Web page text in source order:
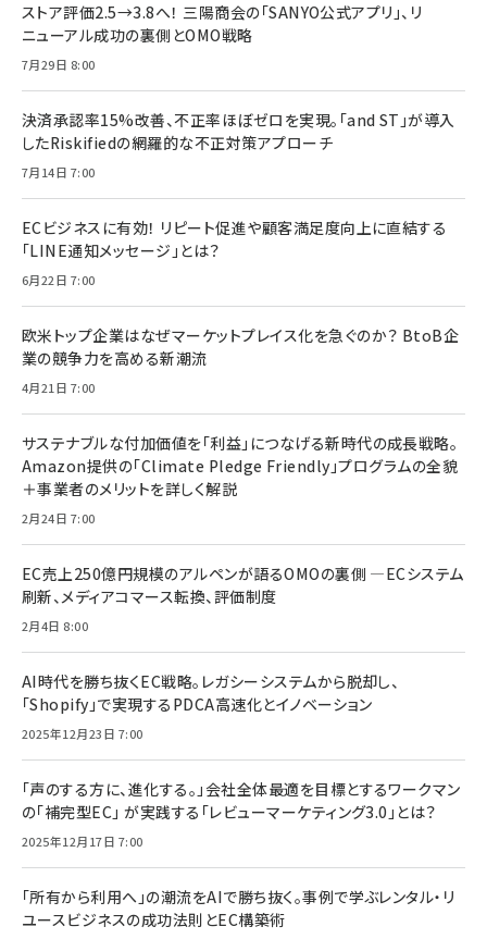
ストア評価2.5→3.8へ！ 三陽商会の「SANYO公式アプリ」、リ
ニューアル成功の裏側とOMO戦略
7月29日 8:00
決済承認率15%改善、不正率ほぼゼロを実現。「and ST」が導入
したRiskifiedの網羅的な不正対策アプローチ
7月14日 7:00
ECビジネスに有効！ リピート促進や顧客満足度向上に直結する
「LINE通知メッセージ」とは？
6月22日 7:00
欧米トップ企業はなぜマーケットプレイス化を急ぐのか？ BtoB企
業の競争力を高める新潮流
4月21日 7:00
サステナブルな付加価値を「利益」につなげる新時代の成長戦略。
Amazon提供の「Climate Pledge Friendly」プログラムの全貌
＋事業者のメリットを詳しく解説
2月24日 7:00
EC売上250億円規模のアルペンが語るOMOの裏側 ―ECシステム
刷新、メディアコマース転換、評価制度
2月4日 8:00
AI時代を勝ち抜くEC戦略。レガシーシステムから脱却し、
「Shopify」で実現するPDCA高速化とイノベーション
2025年12月23日 7:00
「声のする方に、進化する。」会社全体最適を目標とするワークマン
の「補完型EC」 が実践する「レビューマーケティング3.0」とは？
2025年12月17日 7:00
「所有から利用へ」の潮流をAIで勝ち抜く。事例で学ぶレンタル・リ
ユースビジネスの成功法則とEC構築術